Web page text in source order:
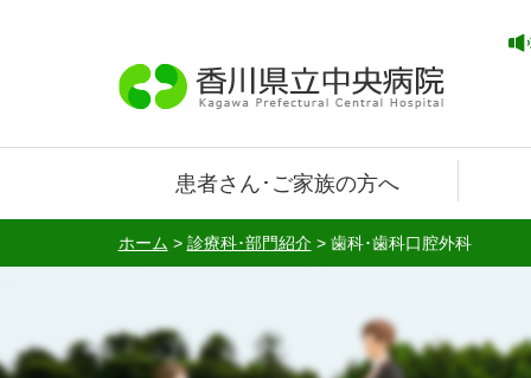
患者さん･ご家族の方へ
ホーム > 診療科･部門紹介> 歯科･歯科口腔外科